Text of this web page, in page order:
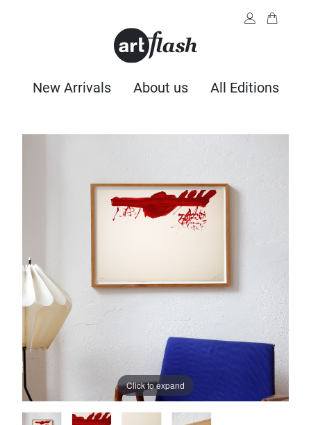
New Arrivals About us All Editions
Click to expand